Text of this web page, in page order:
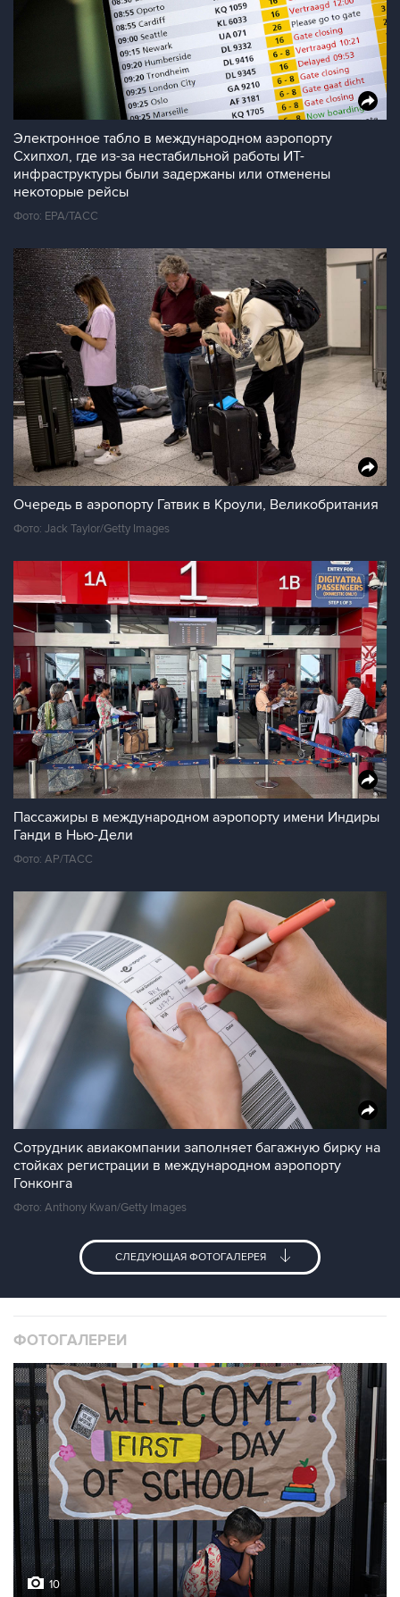
Электронное табло в международном аэропорту
Схипхол, где из-за нестабильной работы ИТ-
инфраструктуры были задержаны или отменены
некоторые рейсы
Фото: EPA/ТАСС
Очередь в аэропорту Гатвик в Кроули, Великобритания
Фото: Jack Taylor/Getty Images
Пассажиры в международном аэропорту имени Индиры
Ганди в Нью-Дели
Фото: AP/ТАСС
Сотрудник авиакомпании заполняет багажную бирку на
стойках регистрации в международном аэропорту
Гонконга
Фото: Anthony Kwan/Getty Images
СЛЕДУЮЩАЯ ФОТОГАЛЕРЕЯ
ФОТОГАЛЕРЕИ
10